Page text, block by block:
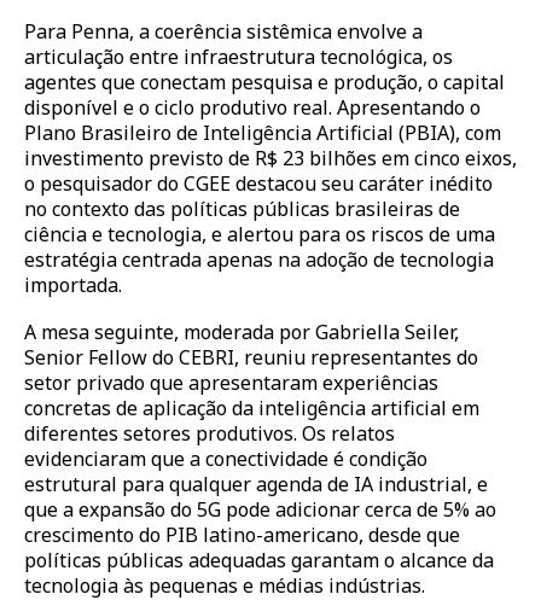
Para Penna, a coerência sistêmica envolve a
articulação entre infraestrutura tecnológica, os
agentes que conectam pesquisa e produção, o capital
disponível e o ciclo produtivo real. Apresentando o
Plano Brasileiro de Inteligência Artificial (PBIA), com
investimento previsto de R$ 23 bilhões em cinco eixos,
o pesquisador do CGEE destacou seu caráter inédito
no contexto das políticas públicas brasileiras de
ciência e tecnologia, e alertou para os riscos de uma
estratégia centrada apenas na adoção de tecnologia
importada.
A mesa seguinte, moderada por Gabriella Seiler,
Senior Fellow do CEBRI, reuniu representantes do
setor privado que apresentaram experiências
concretas de aplicação da inteligência artificial em
diferentes setores produtivos. Os relatos
evidenciaram que a conectividade é condição
estrutural para qualquer agenda de IA industrial, e
que a expansão do 5G pode adicionar cerca de 5% ao
crescimento do PIB latino-americano, desde que
políticas públicas adequadas garantam o alcance da
tecnologia às pequenas e médias indústrias.